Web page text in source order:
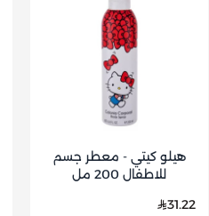
هيلو كيتي - معطر جسم
للاطفال 200 مل
31.22